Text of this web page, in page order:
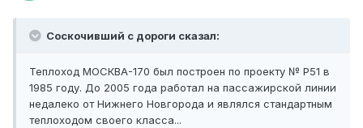
Соскочивший с дороги сказал:
Теплоход МОСКВА-170 был построен по проекту № Р51 в
1985 году. До 2005 года работал на пассажирской линии
недалеко от Нижнего Новгорода и являлся стандартным
теплоходом своего класса...